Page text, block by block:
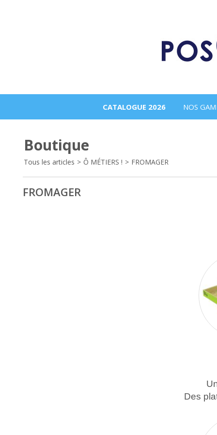
CATALOGUE 2026 NOS
Boutique
Tous les articles > Ô MÉTIERS ! > FROMAGER
FROMAGER
Des